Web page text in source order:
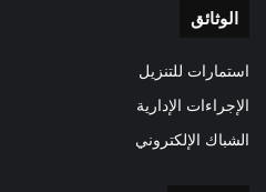
الوثائق
استمارات للتنزيل
الإجراءات الإدارية
الشباك الإلكتروني